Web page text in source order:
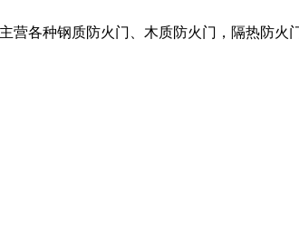
营各种钢质防火门、木质防火门，隔热防